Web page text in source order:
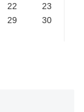
22
23
29
30